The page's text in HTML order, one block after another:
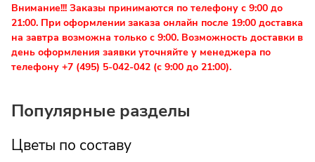
Внимание!!! Заказы принимаются по телефону с 9:00 до
21:00. При оформлении заказа онлайн после 19:00 доставка
на завтра возможна только с 9:00. Возможность доставки в
день оформления заявки уточняйте у менеджера по
телефону +7 (495) 5-042-042 (с 9:00 до 21:00).
Популярные разделы
Цветы по составу